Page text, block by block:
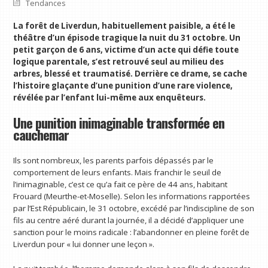
Tendances
La forêt de Liverdun, habituellement paisible, a été le
théâtre d’un épisode tragique la nuit du 31 octobre. Un
petit garçon de 6 ans, victime d’un acte qui défie toute
logique parentale, s’est retrouvé seul au milieu des
arbres, blessé et traumatisé. Derrière ce drame, se cache
l’histoire glaçante d’une punition d’une rare violence,
révélée par l’enfant lui-même aux enquêteurs.
Une punition inimaginable transformée en
cauchemar
Ils sont nombreux, les parents parfois dépassés par le
comportement de leurs enfants. Mais franchir le seuil de
l’inimaginable, c’est ce qu’a fait ce père de 44 ans, habitant
Frouard (Meurthe-et-Moselle). Selon les informations rapportées
par l’Est Républicain, le 31 octobre, excédé par l’indiscipline de son
fils au centre aéré durant la journée, il a décidé d’appliquer une
sanction pour le moins radicale : l’abandonner en pleine forêt de
Liverdun pour « lui donner une leçon ».